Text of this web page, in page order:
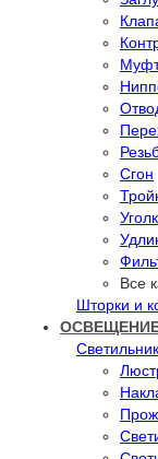
Сгон
Все
Шторки и